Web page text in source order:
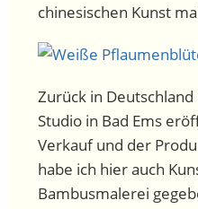
chinesischen Kunst
Zurück in
Studio in Bad Ems
Verkauf und der
habe ich hier auch
Bambusmalerei